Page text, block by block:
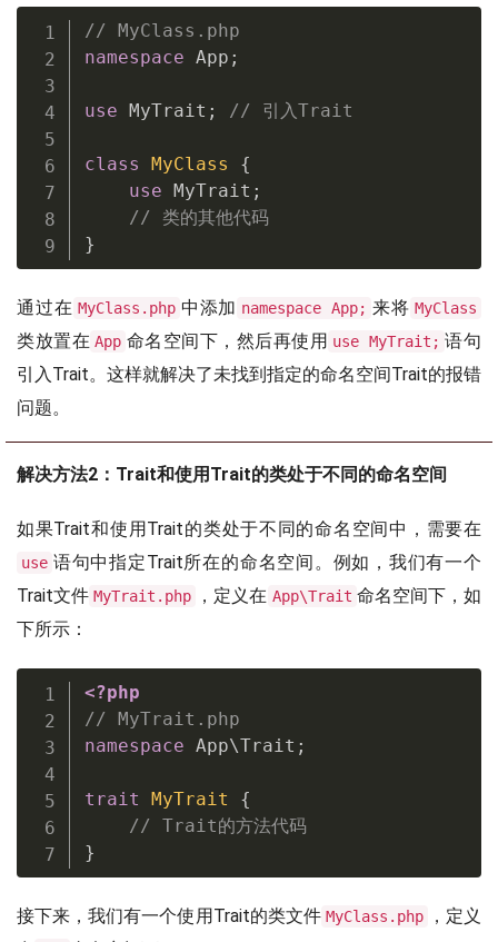
// MyClass.php
namespace App ;
use MyTrait ; // 引入Trait
class MyClass
{
use MyTrait ;
// 类的其他代码
}
通过在 MyClass.php 中添加 namespace App; 来将 MyClass
类放置在 App 命名空间下，然后再使用 use MyTrait; 语句
引入Trait。这样就解决了未找到指定的命名空间Trait的报错
问题。
解决方法2：Trait和使用Trait的类处于不同的命名空间
如果Trait和使用Trait的类处于不同的命名空间中，需要在
use 语句中指定Trait所在的命名空间。例如，我们有一个
Trait文件 MyTrait.php ，定义在 App\Trait 命名空间下，如
下所示：
<?php
// MyTrait.php
namespace App\Trait ;
trait MyTrait
{
// Trait的方法代码
}
接下来，我们有一个使用Trait的类文件 MyClass.php
，定义